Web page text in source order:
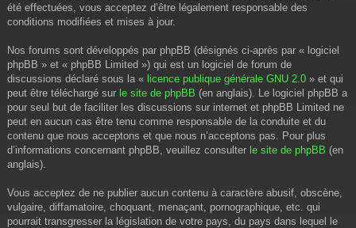
été effectuées, vous acceptez d’être légalement responsable des
conditions modifiées et mises à jour.
Nos forums sont développés par phpBB (désignés ci-après par « logiciel
phpBB » et « phpBB Limited ») qui est un logiciel de forum de
discussions déclaré sous la « licence publique générale GNU 2.0 » et qui
peut être téléchargé sur le site de phpBB (en anglais). Le logiciel phpBB a
pour seul but de faciliter les discussions sur internet et phpBB Limited ne
peut en aucun cas être tenu comme responsable de la conduite et du
contenu que nous acceptons et que nous n’acceptons pas. Pour plus
d’informations concernant phpBB, veuillez consulter le site de phpBB (en
anglais).
Vous acceptez de ne publier aucun contenu à caractère abusif, obscène,
vulgaire, diffamatoire, choquant, menaçant, pornographique, etc. qui
pourrait transgresser la législation de votre pays, du pays dans lequel le